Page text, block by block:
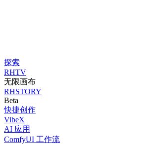
探索
RHTV
无限画布
RHSTORY
Beta
快捷创作
VibeX
AI 应用
ComfyUI 工作流